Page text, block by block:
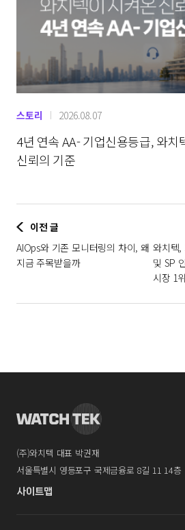
스토리 2026.08.07
4년 연속 AA- 기업신용등급, 와치
신뢰의 기준
이전 글
AIOps와 기존 모니터링의 차이, 왜
지금 주목받을까
와치텍,
및 SP
시장 1
(주)와치텍 대표 박권재
서울특별시 영등포구 국제금융로 8길 11 14층
사이트맵